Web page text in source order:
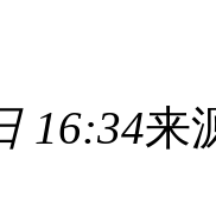
16:34来